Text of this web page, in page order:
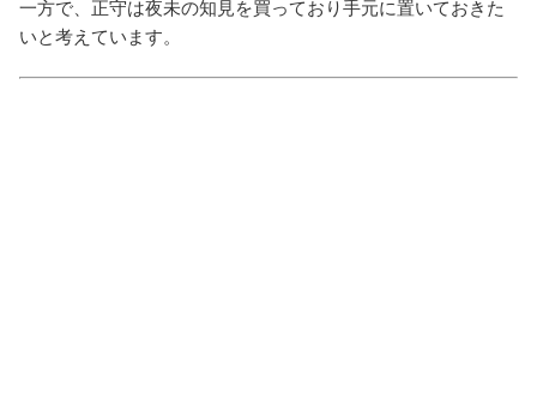
一方で、正守は夜未の知見を買っており手元に置いておきた
いと考えています。